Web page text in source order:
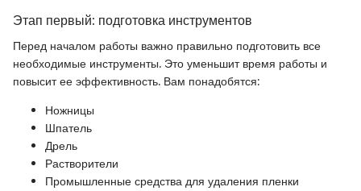
Этап первый: подготовка инструментов
Перед началом работы важно правильно подготовить все
необходимые инструменты. Это уменьшит время работы и
повысит ее эффективность. Вам понадобятся:
Ножницы
Шпатель
Дрель
Растворители
Промышленные средства для удаления пленки